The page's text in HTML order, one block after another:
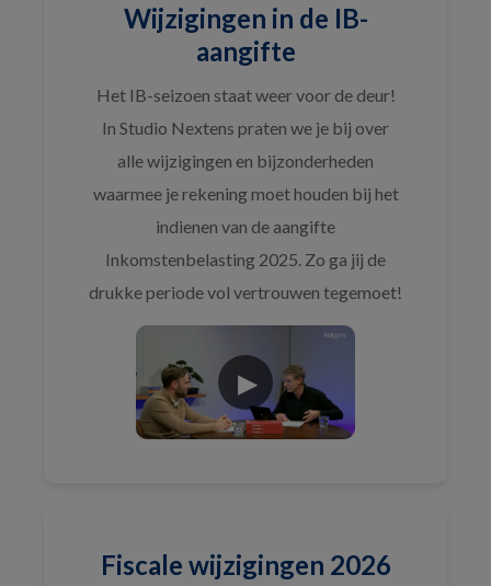
Wijzigingen in de IB-
aangifte
Het IB-seizoen staat weer voor de deur!
In Studio Nextens praten we je bij over
alle wijzigingen en bijzonderheden
waarmee je rekening moet houden bij het
indienen van de aangifte
Inkomstenbelasting 2025. Zo ga jij de
drukke periode vol vertrouwen tegemoet!
Fiscale wijzigingen 2026